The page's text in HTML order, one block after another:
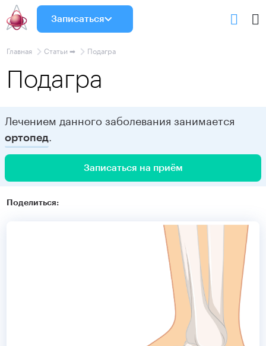
Записаться
Главная Статьи ➡ Подагра
Подагра
Лечением данного заболевания занимается
ортопед
Записаться на приём
Поделиться: